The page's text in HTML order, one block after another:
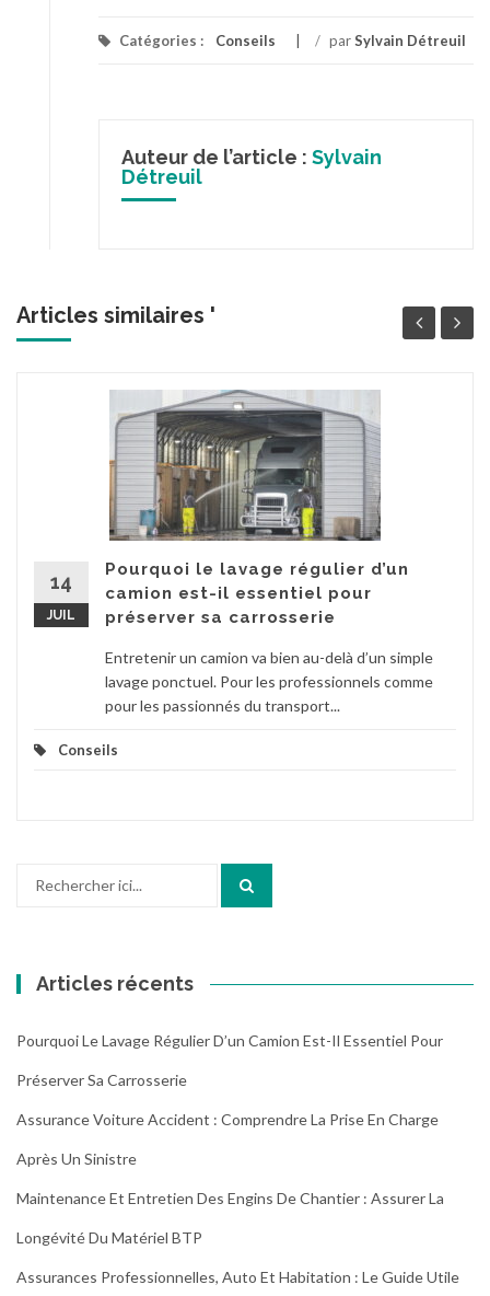
Catégories : Conseils / parSylvain Détreuil
Auteur de l’article : Sylvain
Détreuil
Articles similaires '
14
JUIL
Pourquoi le lavage régulier d’un
camion est-il essentiel pour
préserver sa carrosserie
Entretenir un camion va bien au-delà d’un simple
lavage ponctuel. Pour les professionnels comme
pour les passionnés du transport...
Conseils
Articles récents
Pourquoi Le Lavage Régulier D’un Camion Est-Il Essentiel Pour
Préserver Sa Carrosserie
Assurance Voiture Accident : Comprendre La Prise En Charge
Après Un Sinistre
Maintenance Et Entretien Des Engins De Chantier : Assurer La
Longévité Du Matériel BTP
Assurances Professionnelles, Auto Et Habitation : Le Guide Utile